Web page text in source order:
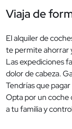
Viaja de
El alquiler de
te permite ahorrar
Las expediciones
dolor de cabeza.
Tendrías que
Opta por un coche
a tu familia y